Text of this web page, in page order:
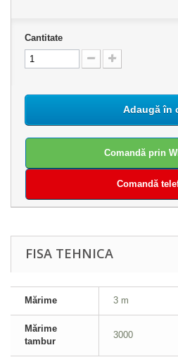
Cantitate
Adaugă în
Comandă prin
Comandă
FISA TEHNICA
Mărime 3 m
Mărime
tambur
3000